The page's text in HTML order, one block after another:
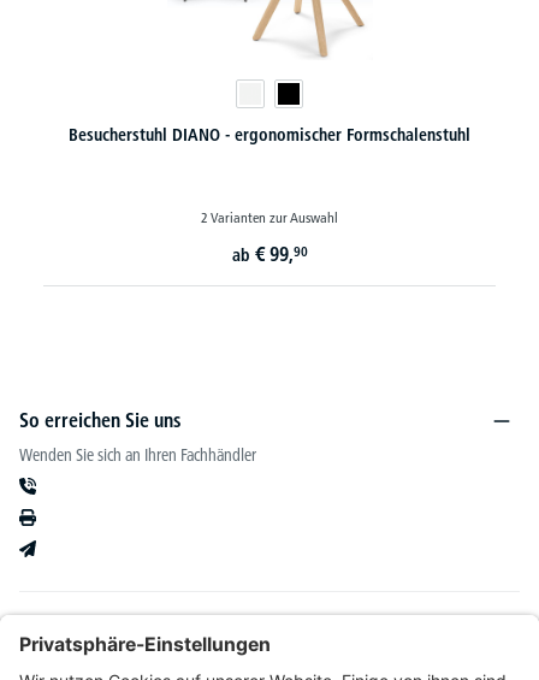
Besucherstuhl DIANO - ergonomischer Formschalenstuhl
2 Varianten zur Auswahl
ab € 99,90
So erreichen Sie uns
Wenden Sie sich an Ihren Fachhändler